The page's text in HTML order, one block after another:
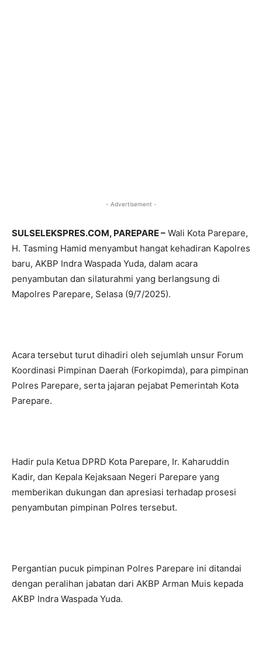
- Advertisement -
SULSELEKSPRES.COM, PAREPARE – Wali Kota Parepare,
H. Tasming Hamid menyambut hangat kehadiran Kapolres
baru, AKBP Indra Waspada Yuda, dalam acara
penyambutan dan silaturahmi yang berlangsung di
Mapolres Parepare, Selasa (9/7/2025).
Acara tersebut turut dihadiri oleh sejumlah unsur Forum
Koordinasi Pimpinan Daerah (Forkopimda), para pimpinan
Polres Parepare, serta jajaran pejabat Pemerintah Kota
Parepare.
Hadir pula Ketua DPRD Kota Parepare, Ir. Kaharuddin
Kadir, dan Kepala Kejaksaan Negeri Parepare yang
memberikan dukungan dan apresiasi terhadap prosesi
penyambutan pimpinan Polres tersebut.
Pergantian pucuk pimpinan Polres Parepare ini ditandai
dengan peralihan jabatan dari AKBP Arman Muis kepada
AKBP Indra Waspada Yuda.